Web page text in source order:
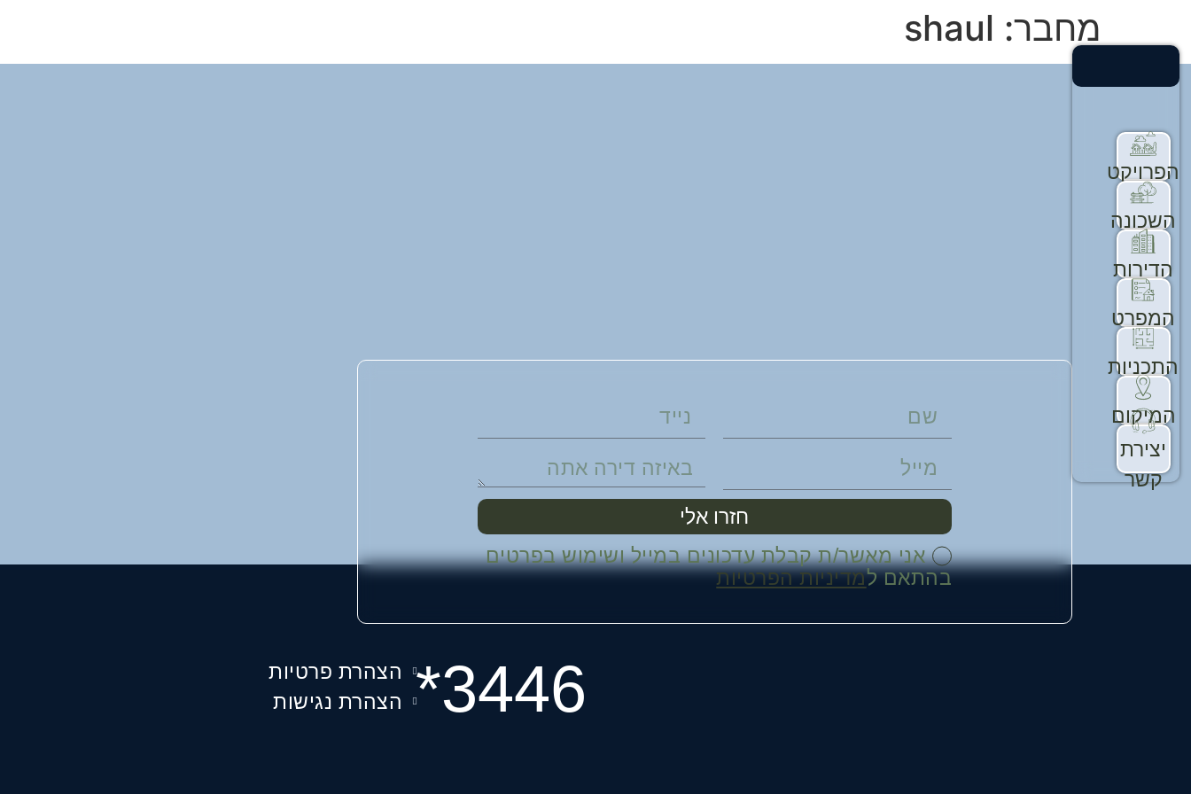
הפרויקט
השכונה
הדירות
המפרט
התכניות
המיקום
יצירת
קשר
מחבר: shaul
אני מאשר/ת קבלת עדכונים במייל ושימוש בפרטים
בהתאם למדיניות הפרטיות
חזרו אלי
3446*
הצהרת פרטיות
הצהרת נגישות